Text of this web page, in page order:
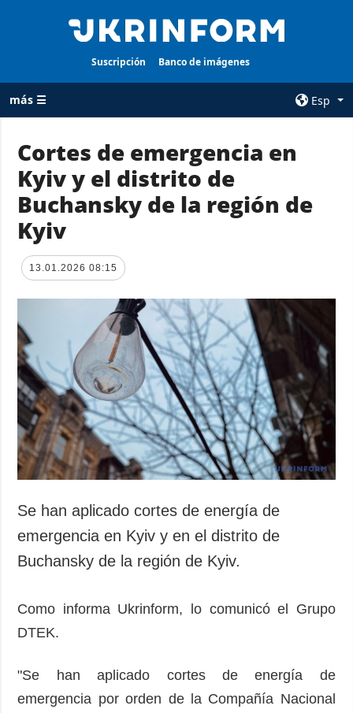
Suscripción Banco de imágenes
más ☰
Esp
TODAS LAS
CATEGORÍAS
Guerra
Reconstrucción
de Ucrania
Política
Defensa
Sociedad y
Cultura
Deportes
Crimen
Desastres y
emergencias
AGENCIA
sobre la agencia
Política de
privacidad y
protección de
datos personales
ADICIONAL
Podcasts
Publicaciones
Fotos
Video
SERVICIOS
Suscripción
Banco de
imágenes
Cortes de emergencia en
Kyiv y el distrito de
Buchansky de la región de
Kyiv
13.01.2026 08:15
Se han aplicado cortes de energía de
emergencia en Kyiv y en el distrito de
Buchansky de la región de Kyiv.
Como informa Ukrinform, lo comunicó el Grupo
DTEK.
"Se han aplicado cortes de energía de
emergencia por orden de la Compañía Nacional